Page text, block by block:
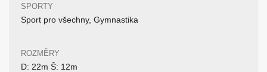
SPORTY
Sport pro všechny, Gymnastika
ROZMĚRY
D: 22m Š: 12m